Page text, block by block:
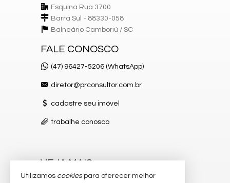
Esquina Rua 3700
Barra Sul - 88330-058
Balneário Camboriú / SC
FALE CONOSCO
(47) 96427-5206 (WhatsApp)
diretor@prconsultor.com.br
cadastre seu imóvel
trabalhe conosco
VEJA MAIS
receba nosso newsletter
Utilizamos cookiespara oferecer melhor